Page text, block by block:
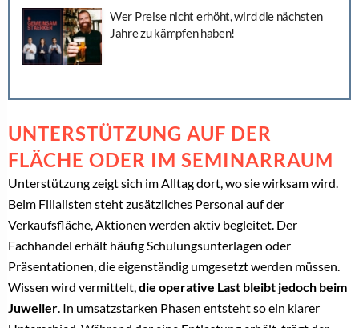
Wer Preise nicht erhöht, wird die nächsten
Jahre zu kämpfen haben!
UNTERSTÜTZUNG AUF DER
FLÄCHE ODER IM SEMINARRAUM
Unterstützung zeigt sich im Alltag dort, wo sie wirksam wird.
Beim Filialisten steht zusätzliches Personal auf der
Verkaufsfläche, Aktionen werden aktiv begleitet. Der
Fachhandel erhält häufig Schulungsunterlagen oder
Präsentationen, die eigenständig umgesetzt werden müssen.
Wissen wird vermittelt,die operative Last bleibt jedoch beim
Juwelier. In umsatzstarken Phasen entsteht so ein klarer